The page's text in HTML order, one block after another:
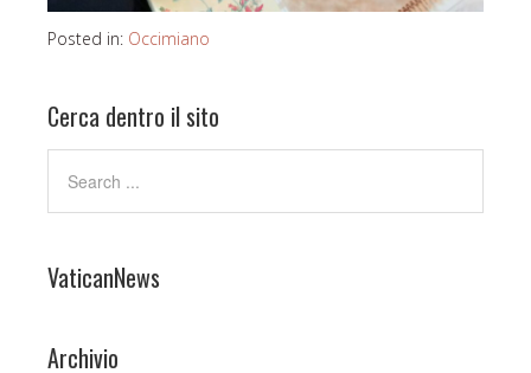
Posted in: Occimiano
Cerca dentro il sito
VaticanNews
Archivio